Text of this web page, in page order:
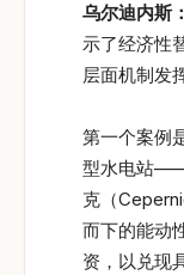
乌尔迪内斯：
示了经济性
层面机制发
第一个案例
型水电站
克（
而下的能动
资，以兑现